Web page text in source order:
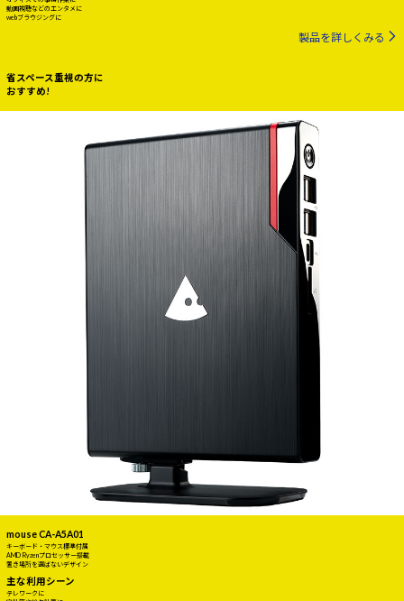
動画視聴などのエンタメに
webブラウジングに
製品を詳しくみる
省スペース重視の方に
おすすめ!
mouse CA-A5A01
キーボード・マウス標準付属
AMD Ryzenプロセッサー搭載
置き場所を選ばないデザイン
主な利用シーン
テレワークに